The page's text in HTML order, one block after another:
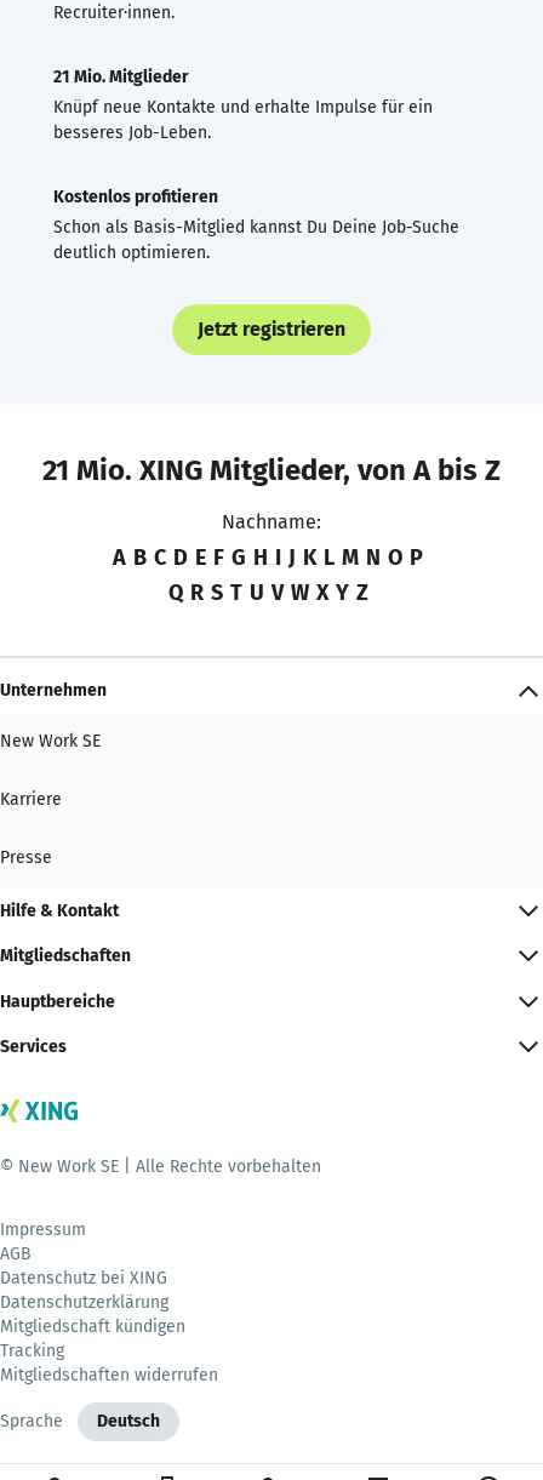
Recruiter·innen.
21 Mio. Mitglieder
Knüpf neue Kontakte und erhalte Impulse für ein
besseres Job-Leben.
Kostenlos profitieren
Schon als Basis-Mitglied kannst Du Deine Job-Suche
deutlich optimieren.
Jetzt registrieren
21 Mio. XING Mitglieder, von A bis Z
Nachname:
A B C D E F G H I J K L M N O P
Q R S T U V W X Y Z
Unternehmen
New Work SE
Karriere
Presse
Hilfe & Kontakt
Mitgliedschaften
Hauptbereiche
Services
© New Work SE | Alle Rechte vorbehalten
Impressum
AGB
Datenschutz bei XING
Datenschutzerklärung
Mitgliedschaft kündigen
Tracking
Mitgliedschaften widerrufen
Sprache Deutsch